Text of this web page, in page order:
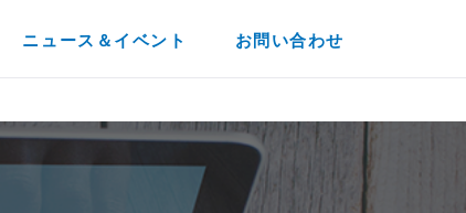
ニュース＆イベント お問い合わせ